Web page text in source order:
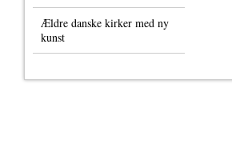
Ældre danske kirker med ny
kunst